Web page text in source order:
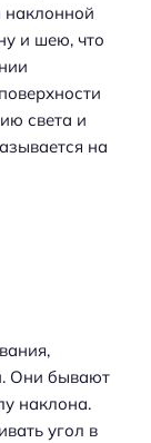
наклонной
и шею, что
света и
на
Они бывают
наклона.
угол в